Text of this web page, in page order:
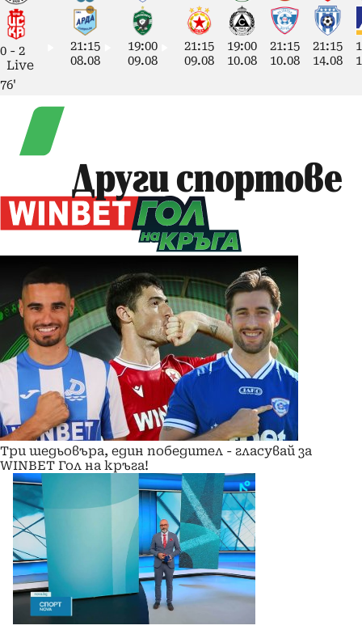
0 - 2
Live
76'
21:15
08.08
19:00
09.08
21:15
09.08
19:00
10.08
21:15
10.08
21:15
14.08
Други спортове
Три шедьовъра, един победител - гласувай за
WINBET Гол на кръга!